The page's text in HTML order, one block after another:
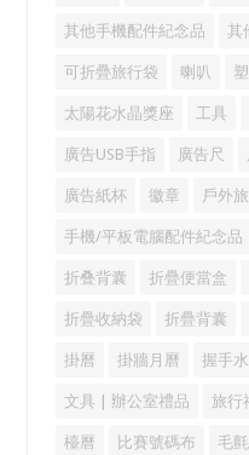
其他手機配件紀念品 其
可折疊旅行袋 喇叭
太陽花水晶獎座 工具
廣告USB手指 廣告尺
廣告紙杯 徽章 戶外
手機/平板電腦配件紀念品
折叠背囊 折疊便當盒
折疊收納袋 折疊背囊
掛曆 掛牆月曆 握手
文具 | 辦公室禮品 旅行
檯曆 比賽號碼布 毛